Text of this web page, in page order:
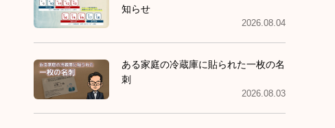
知らせ
2026.08.04
ある家庭の冷蔵庫に貼られた一枚の名
刺
2026.08.03